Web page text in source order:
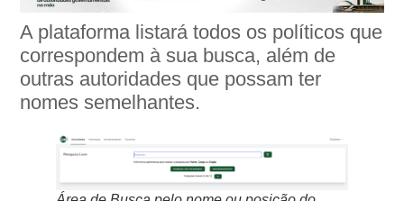
A plataforma listará todos os políticos que
correspondem à sua busca, além de
outras autoridades que possam ter
nomes semelhantes.